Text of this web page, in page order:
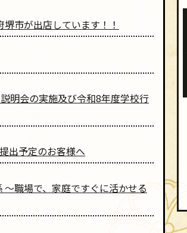
市が出店しています！！
明会の実施及び令和8年度学校行
出予定のお客様へ
職場で、家庭ですぐに活かせる
ボット 防災アプリ「台東防災」